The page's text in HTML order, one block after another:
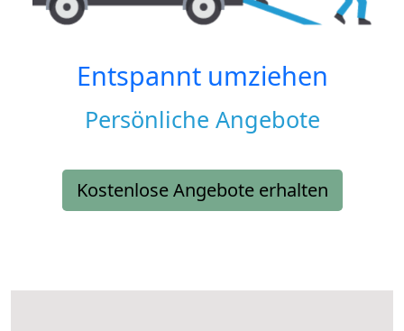
Entspannt umziehen
Persönliche Angebote
Kostenlose Angebote erhalten